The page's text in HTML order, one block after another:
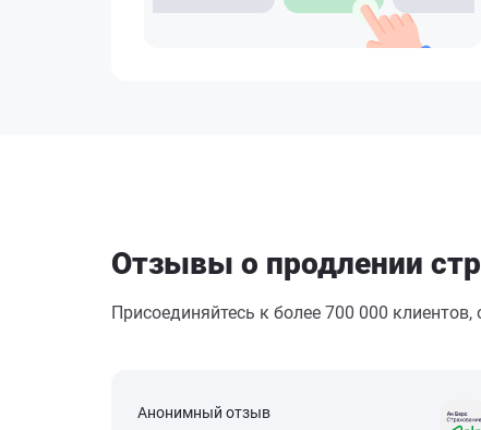
Отзывы о продлении
Присоединяйтесь к более 700 000
Анонимный отзыв